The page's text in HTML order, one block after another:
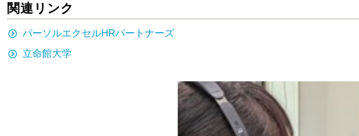
関連リンク
パーソルエクセルHRパートナーズ
立命館大学